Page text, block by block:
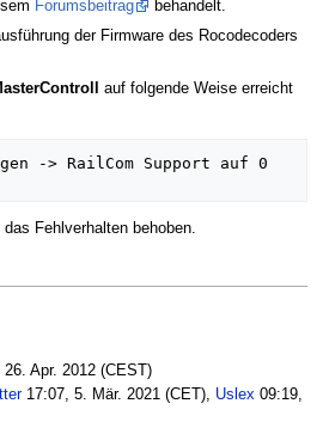
Forumsbeitrag
behandelt.
der Firmware des Rocodecoders
auf folgende Weise erreicht
Fehlverhalten behoben.
Apr. 2012 (CEST)
17:07, 5. Mär. 2021 (CET), Uslex 09:19,